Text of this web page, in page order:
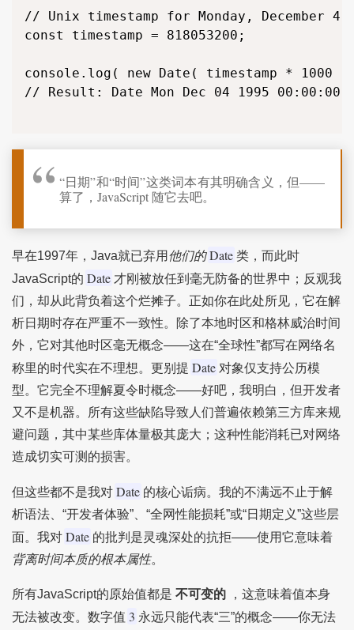
// Unix timestamp for Monday, December 4,
const timestamp = 818053200;
console.log( new Date( timestamp * 1000
// Result: Date Mon Dec 04 1995 00:00:00
“日期”和“时间”这类词本有其明确含义，但——
算了，JavaScript 随它去吧。
早在1997年，Java就已弃用 他们的 Date 类，而此时
JavaScript的 Date 才刚被放任到毫无防备的世界中；反观我
们，却从此背负着这个烂摊子。正如你在此处所见，它在解
析日期时存在严重不一致性。除了本地时区和格林威治时间
外，它对其他时区毫无概念——这在“全球性”都写在网络名
称里的时代实在不理想。更别提 Date 对象仅支持公历模
型。它完全不理解夏令时概念——好吧，我明白，但开发者
又不是机器。所有这些缺陷导致人们普遍依赖第三方库来规
避问题，其中某些库体量极其庞大；这种性能消耗已对网络
造成切实可测的损害。
但这些都不是我对 Date 的核心诟病。我的不满远不止于解
析语法、“开发者体验”、“全网性能损耗”或“日期定义”这些层
面。我对 Date 的批判是灵魂深处的抗拒——使用它意味着
背离时间本质的根本属性。
所有JavaScript的原始值都是 不可变的，这意味着值本身
无法被改变。数字值 3 永远只能代表“三”的概念——你无法